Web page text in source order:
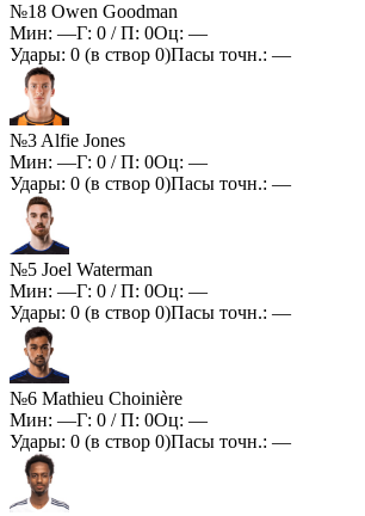
№18 Owen Goodman
Мин: —Г: 0 / П: 0Оц: —
Удары: 0 (в створ 0)Пасы точн.: —
№3 Alfie Jones
Мин: —Г: 0 / П: 0Оц: —
Удары: 0 (в створ 0)Пасы точн.: —
№5 Joel Waterman
Мин: —Г: 0 / П: 0Оц: —
Удары: 0 (в створ 0)Пасы точн.: —
№6 Mathieu Choinière
Мин: —Г: 0 / П: 0Оц: —
Удары: 0 (в створ 0)Пасы точн.: —